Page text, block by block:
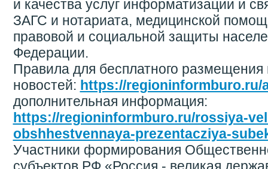
и качества услуг информатизации и
ЗАГС и нотариата, медицинской
правовой и социальной защиты
Федерации.
Правила для бесплатного
новостей: https://regioninformburo.ru/
дополнительная информация:
https://regioninformburo.ru/rossiya-
obshhestvennaya-prezentacziya-
Участники формирования
субъектов РФ «Россия - великая